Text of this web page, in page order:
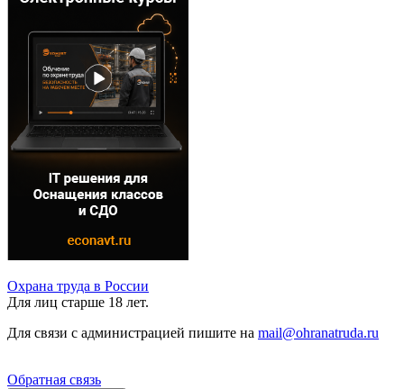
Охрана труда в России
Для лиц старше 18 лет.
Для связи с администрацией пишите на mail@ohranatruda.ru
Обратная связь